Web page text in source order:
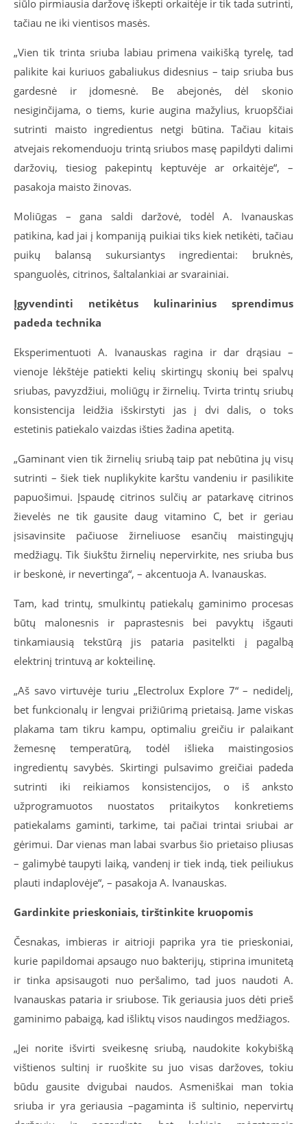
siūlo pirmiausia daržovę iškepti orkaitėje ir tik tada sutrinti,
tačiau ne iki vientisos masės.
„Vien tik trinta sriuba labiau primena vaikišką tyrelę, tad
palikite kai kuriuos gabaliukus didesnius – taip sriuba bus
gardesnė ir įdomesnė. Be abejonės, dėl skonio
nesiginčijama, o tiems, kurie augina mažylius, kruopščiai
sutrinti maisto ingredientus netgi būtina. Tačiau kitais
atvejais rekomenduoju trintą sriubos masę papildyti dalimi
daržovių, tiesiog pakepintų keptuvėje ar orkaitėje“, –
pasakoja maisto žinovas.
Moliūgas – gana saldi daržovė, todėl A. Ivanauskas
patikina, kad jai į kompaniją puikiai tiks kiek netikėti, tačiau
puikų balansą sukursiantys ingredientai: bruknės,
spanguolės, citrinos, šaltalankiai ar svarainiai.
Įgyvendinti netikėtus kulinarinius sprendimus
padeda technika
Eksperimentuoti A. Ivanauskas ragina ir dar drąsiau –
vienoje lėkštėje patiekti kelių skirtingų skonių bei spalvų
sriubas, pavyzdžiui, moliūgų ir žirnelių. Tvirta trintų sriubų
konsistencija leidžia išskirstyti jas į dvi dalis, o toks
estetinis patiekalo vaizdas išties žadina apetitą.
„Gaminant vien tik žirnelių sriubą taip pat nebūtina jų visų
sutrinti – šiek tiek nuplikykite karštu vandeniu ir pasilikite
papuošimui. Įspaudę citrinos sulčių ar patarkavę citrinos
žievelės ne tik gausite daug vitamino C, bet ir geriau
įsisavinsite pačiuose žirneliuose esančių maistingųjų
medžiagų. Tik šiukštu žirnelių nepervirkite, nes sriuba bus
ir beskonė, ir nevertinga“, – akcentuoja A. Ivanauskas.
Tam, kad trintų, smulkintų patiekalų gaminimo procesas
būtų malonesnis ir paprastesnis bei pavyktų išgauti
tinkamiausią tekstūrą jis pataria pasitelkti į pagalbą
elektrinį trintuvą ar kokteilinę.
„Aš savo virtuvėje turiu „Electrolux Explore 7“ – nedidelį,
bet funkcionalų ir lengvai prižiūrimą prietaisą. Jame viskas
plakama tam tikru kampu, optimaliu greičiu ir palaikant
žemesnę temperatūrą, todėl išlieka maistingosios
ingredientų savybės. Skirtingi pulsavimo greičiai padeda
sutrinti iki reikiamos konsistencijos, o iš anksto
užprogramuotos nuostatos pritaikytos konkretiems
patiekalams gaminti, tarkime, tai pačiai trintai sriubai ar
gėrimui. Dar vienas man labai svarbus šio prietaiso pliusas
– galimybė taupyti laiką, vandenį ir tiek indą, tiek peiliukus
plauti indaplovėje“, – pasakoja A. Ivanauskas.
Gardinkite prieskoniais, tirštinkite kruopomis
Česnakas, imbieras ir aitrioji paprika yra tie prieskoniai,
kurie papildomai apsaugo nuo bakterijų, stiprina imunitetą
ir tinka apsisaugoti nuo peršalimo, tad juos naudoti A.
Ivanauskas pataria ir sriubose. Tik geriausia juos dėti prieš
gaminimo pabaigą, kad išliktų visos naudingos medžiagos.
„Jei norite išvirti sveikesnę sriubą, naudokite kokybišką
vištienos sultinį ir ruoškite su juo visas daržoves, tokiu
būdu gausite dvigubai naudos. Asmeniškai man tokia
sriuba ir yra geriausia –pagaminta iš sultinio, nepervirtų